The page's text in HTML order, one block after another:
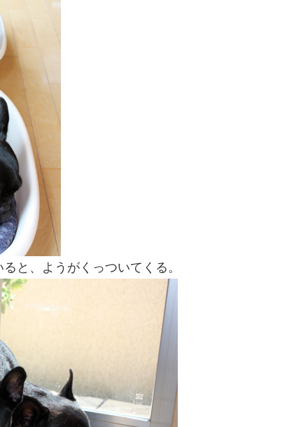
と、ようがくっついてくる。